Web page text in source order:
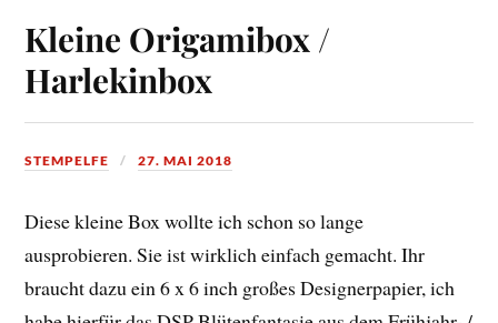
Kleine Origamibox /
Harlekinbox
STEMPELFE 27. MAI 2018
Diese kleine Box wollte ich schon so lange
ausprobieren. Sie ist wirklich einfach gemacht. Ihr
braucht dazu ein 6 x 6 inch großes Designerpapier, ich